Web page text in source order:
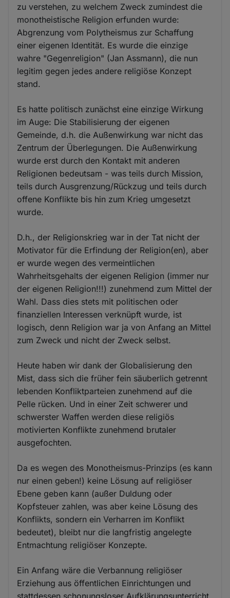
zu verstehen, zu welchem Zweck zumindest die
monotheistische Religion erfunden wurde:
Abgrenzung vom Polytheismus zur Schaffung
einer eigenen Identität. Es wurde die einzige
wahre "Gegenreligion" (Jan Assmann), die nun
legitim gegen jedes andere religiöse Konzept
stand.
Es hatte politisch zunächst eine einzige Wirkung
im Auge: Die Stabilisierung der eigenen
Gemeinde, d.h. die Außenwirkung war nicht das
Zentrum der Überlegungen. Die Außenwirkung
wurde erst durch den Kontakt mit anderen
Religionen bedeutsam - was teils durch Mission,
teils durch Ausgrenzung/Rückzug und teils durch
offene Konflikte bis hin zum Krieg umgesetzt
wurde.
D.h., der Religionskrieg war in der Tat nicht der
Motivator für die Erfindung der Religion(en), aber
er wurde wegen des vermeintlichen
Wahrheitsgehalts der eigenen Religion (immer nur
der eigenen Religion!!!) zunehmend zum Mittel der
Wahl. Dass dies stets mit politischen oder
finanziellen Interessen verknüpft wurde, ist
logisch, denn Religion war ja von Anfang an Mittel
zum Zweck und nicht der Zweck selbst.
Heute haben wir dank der Globalisierung den
Mist, dass sich die früher fein säuberlich getrennt
lebenden Konfliktparteien zunehmend auf die
Pelle rücken. Und in einer Zeit schwerer und
schwerster Waffen werden diese religiös
motivierten Konflikte zunehmend brutaler
ausgefochten.
Da es wegen des Monotheismus-Prinzips (es kann
nur einen geben!) keine Lösung auf religiöser
Ebene geben kann (außer Duldung oder
Kopfsteuer zahlen, was aber keine Lösung des
Konflikts, sondern ein Verharren im Konflikt
bedeutet), bleibt nur die langfristig angelegte
Entmachtung religiöser Konzepte.
Ein Anfang wäre die Verbannung religiöser
Erziehung aus öffentlichen Einrichtungen und